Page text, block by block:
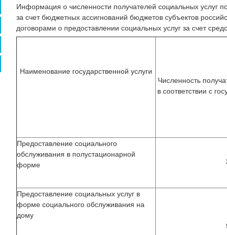
Информация о численности получателей социальных услуг
за счет бюджетных ассигнований бюджетов субъектов
договорами о предоставлении социальных услуг за счет
Наименование государственной услуги
Численность
в соответствии с
Предоставление социального
обслуживания в полустационарной
форме
Предоставление социальных услуг в
форме социального обслуживания на
дому